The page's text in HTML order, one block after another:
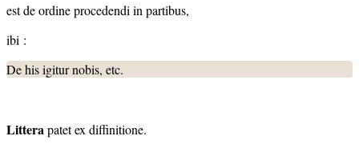
est de ordine procedendi in partibus,
ibi :
De his igitur nobis, etc.
Litterapatet ex diffinitione.